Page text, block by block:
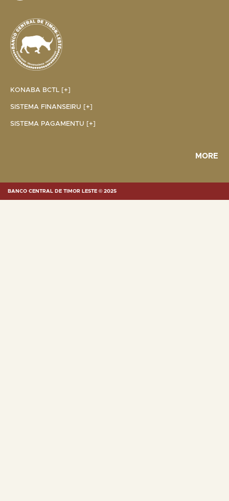
KONABA BCTL [+]
SISTEMA FINANSEIRU [+]
SISTEMA PAGAMENTU [+]
MORE
BANCO CENTRAL DE TIMOR LESTE © 2025